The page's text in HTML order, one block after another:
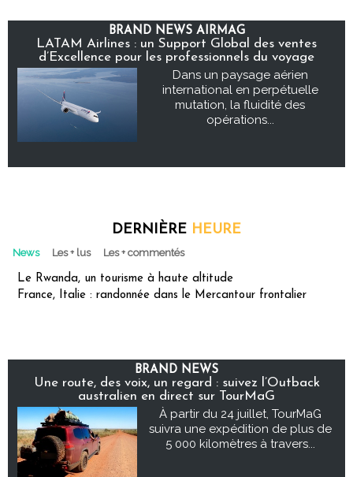
BRAND NEWS AIRMAG
LATAM Airlines : un Support Global des ventes
d’Excellence pour les professionnels du voyage
Dans un paysage aérien
international en perpétuelle
mutation, la fluidité des
opérations...
DERNIÈRE HEURE
News Les + lus Les + commentés
Le Rwanda, un tourisme à haute altitude
France, Italie : randonnée dans le Mercantour frontalier
BRAND NEWS
Une route, des voix, un regard : suivez l’Outback
australien en direct sur TourMaG
À partir du 24 juillet, TourMaG
suivra une expédition de plus de
5 000 kilomètres à travers...